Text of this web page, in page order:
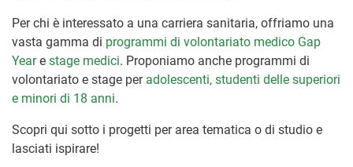
Per chi è interessato a una carriera sanitaria, offriamo una
vasta gamma di programmi di volontariato medico Gap
Yeare stage medici. Proponiamo anche programmi di
volontariato e stage per adolescenti, studenti delle superiori
e minori di 18 anni.
Scopri qui sotto i progetti per area tematica o di studio e
lasciati ispirare!